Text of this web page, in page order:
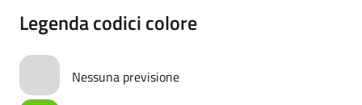
Legenda codici colore
Nessuna previsione